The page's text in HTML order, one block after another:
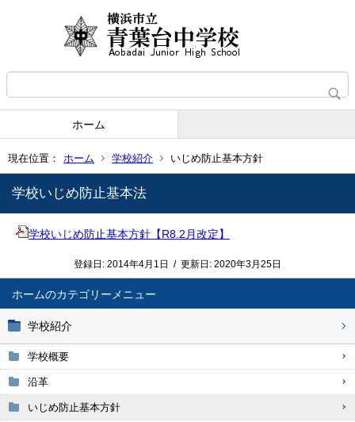
ホーム
現在位置： ホーム 学校紹介 いじめ防止基本方針
ホーム
学校紹介
学校概要
沿革
いじめ防止基本方針
学校いじめ防止基本法
学校いじめ防止基本方針【R8.2月改定】
登録日: 2014年4月1日 / 更新日: 2020年3月25日